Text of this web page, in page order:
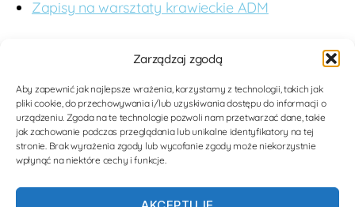
Zarządzaj zgodą
Aby zapewnić jak najlepsze wrażenia, korzystamy z technologii, takich jak
pliki cookie, do przechowywania i/lub uzyskiwania dostępu do informacji o
urządzeniu. Zgoda na te technologie pozwoli nam przetwarzać dane, takie
jak zachowanie podczas przeglądania lub unikalne identyfikatory na tej
stronie. Brak wyrażenia zgody lub wycofanie zgody może niekorzystnie
wpłynąć na niektóre cechy i funkcje.
Zapisy na warsztaty krawieckie ADM
O nas
Budujemy studnie. Wspieramy edukację. Dążymy
do poprawy jakości opieki medycznej dla kobiet i
dzieci w Tanzanii poprzez nowoczesne
rozwiązania medyczne. Zwiększamy tolerancję i